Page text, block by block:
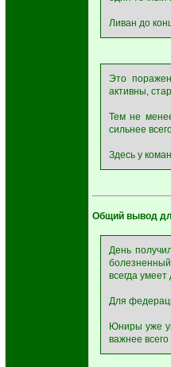
Ливан до
Это
активны,
Тем не
сильнее
Здесь у
Общий вывод
День
всегда
Для
Юниры уже
важнее